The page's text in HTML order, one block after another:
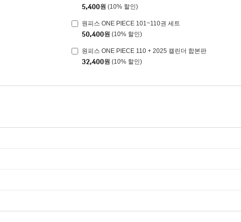
5,400원 (10% 할인)
원피스 ONE PIECE 101~110권 세트
50,400원 (10% 할인)
원피스 ONE PIECE 110 + 2025 캘린더 합본판
32,400원 (10% 할인)